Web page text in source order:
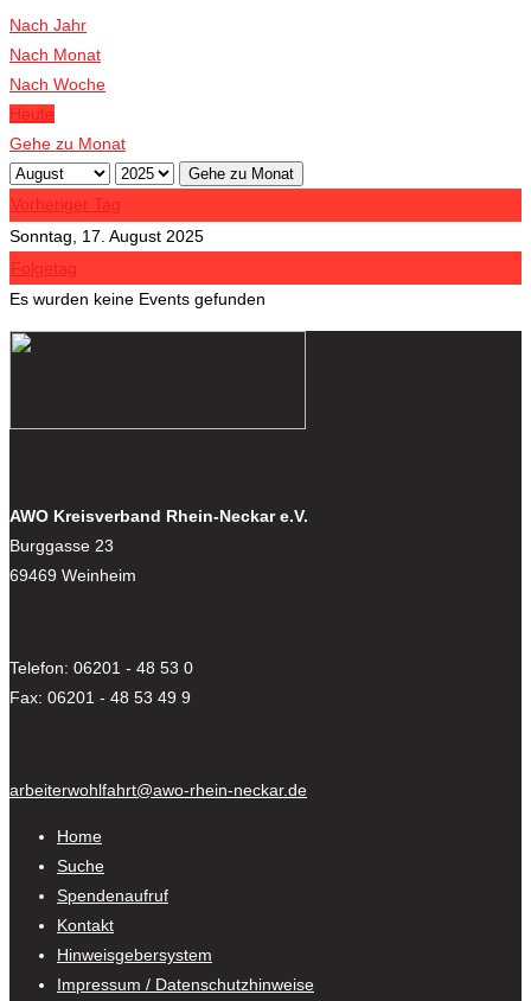
Nach Jahr
Nach Monat
Nach Woche
Heute
Gehe zu Monat
Gehe zu Monat
Vorheriger Tag
Sonntag, 17. August 2025
Folgetag
Es wurden keine Events gefunden
AWO Kreisverband Rhein-Neckar e.V.
Burggasse 23
69469 Weinheim
Telefon: 06201 - 48 53 0
Fax: 06201 - 48 53 49 9
arbeiterwohlfahrt@awo-rhein-neckar.de
Home
Suche
Spendenaufruf
Kontakt
Hinweisgebersystem
Impressum / Datenschutzhinweise